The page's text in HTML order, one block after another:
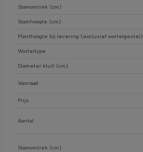
Stamomtrek (cm)
Stamhoogte (cm)
Planthoogte bij levering (exclusief wortelgestel)
Worteltype
Diameter kluit (cm)
Voorraad
Prijs
Aantal
Stamomtrek (cm)